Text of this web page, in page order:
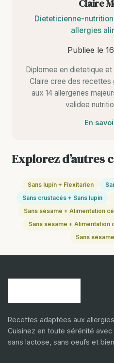
Claire
Dieteticienne-
allergies
Publiee le
Diplomee en dietetique
Claire cree des recettes
aux 14 allergenes
validee
En
Explorez d’autres
Sans lupin + Flexitarien
Sans crustacés + Sans lupin
Sans sésame + Alimentation
Sans sésame +
Sans
Recettes adaptées aux
Cuisinez en toute sérénité
sans lactose, sans oeufs et